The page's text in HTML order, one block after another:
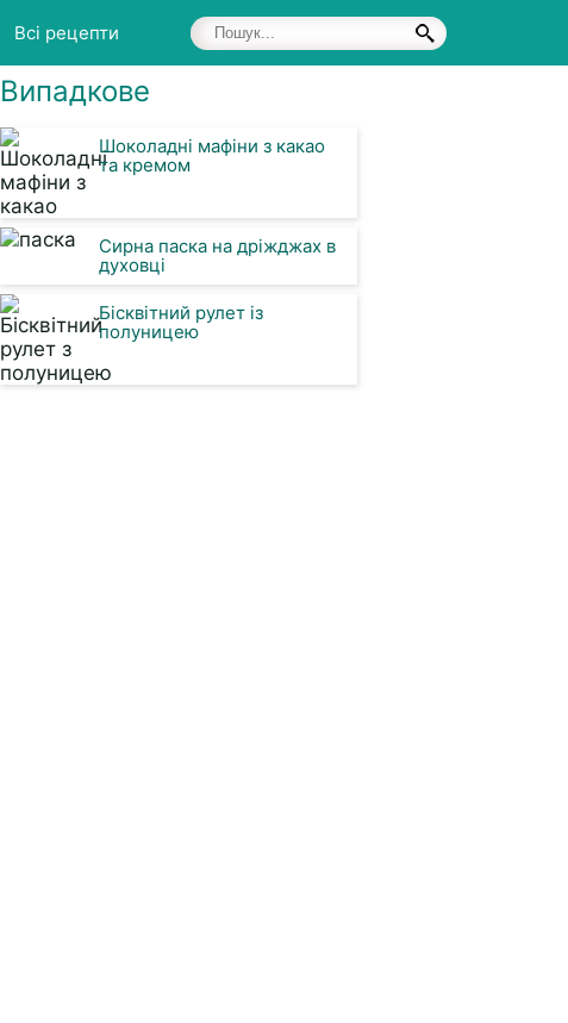
Всі рецепти
Випадкове
Шоколадні мафіни з какао
та кремом
Сирна паска на дріжджах в
духовці
Бісквітний рулет із
полуницею